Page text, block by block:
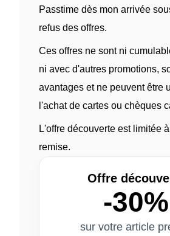
Passtime dès mon arrivée
refus des offres.
Ces offres ne sont ni
ni avec d'autres promotions,
avantages et ne peuvent être
l'achat de cartes ou chèques
L'offre découverte est limitée
remise.
Offre
-30%
sur votre article